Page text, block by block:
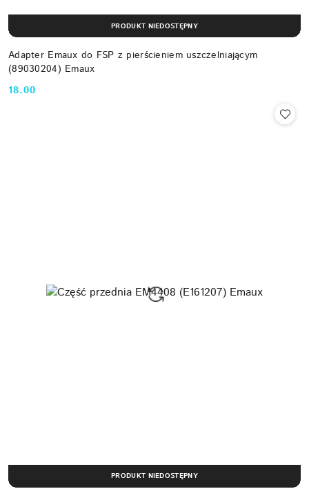
Adapter Emaux do FSP z pierścieniem uszczelniającym
(89030204) Emaux
Cena:
18.00
PRODUKT NIEDOSTĘPNY
PRODUKT NIEDOSTĘPNY